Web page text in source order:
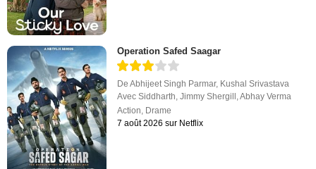
Operation Safed Saagar
DeAbhijeet Singh Parmar, Kushal Srivastava
AvecSiddharth,Jimmy Shergill ,Abhay Verma
Action, Drame
7 août 2026 sur Netflix